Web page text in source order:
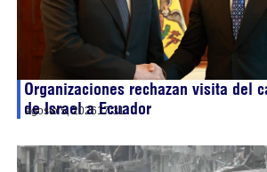
Organizaciones rechazan visita del
de Israel a Ecuador
agosto 5, 202617:31